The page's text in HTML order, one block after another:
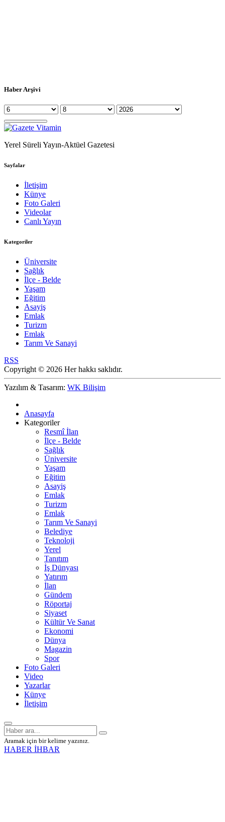
Haber Arşivi
Yerel Süreli Yayın-Aktüel Gazetesi
Sayfalar
İletişim
Künye
Foto Galeri
Videolar
Canlı Yayın
Kategoriler
Üniversite
Sağlık
İlçe - Belde
Yaşam
Eğitim
Asayiş
Emlak
Turizm
Emlak
Tarım Ve Sanayi
RSS
Copyright © 2026 Her hakkı saklıdır.
Yazılım & Tasarım: WK Bilişim
Anasayfa
Kategoriler
Resmî İlan
İlçe - Belde
Sağlık
Üniversite
Yaşam
Eğitim
Asayiş
Emlak
Turizm
Emlak
Tarım Ve Sanayi
Belediye
Teknoloji
Yerel
Tanıtım
İş Dünyası
Yatırım
İlan
Gündem
Röportaj
Siyaset
Kültür Ve Sanat
Ekonomi
Dünya
Magazin
Spor
Foto Galeri
Video
Yazarlar
Künye
İletişim
Aramak için bir kelime yazınız.
HABER İHBAR